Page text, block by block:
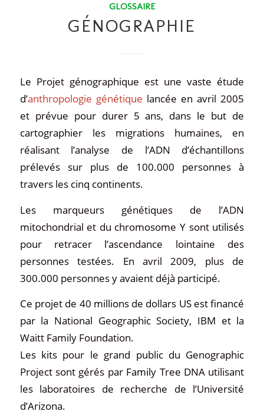
GLOSSAIRE
GÉNOGRAPHIE
Le Projet génographique est une vaste étude
d’anthropologie génétique lancée en avril 2005
et prévue pour durer 5 ans, dans le but de
cartographier les migrations humaines, en
réalisant l’analyse de l’ADN d’échantillons
prélevés sur plus de 100.000 personnes à
travers les cinq continents.
Les marqueurs génétiques de l’ADN
mitochondrial et du chromosome Y sont utilisés
pour retracer l’ascendance lointaine des
personnes testées. En avril 2009, plus de
300.000 personnes y avaient déjà participé.
Ce projet de 40 millions de dollars US est financé
par la National Geographic Society, IBM et la
Waitt Family Foundation.
Les kits pour le grand public du Genographic
Project sont gérés par Family Tree DNA utilisant
les laboratoires de recherche de l’Université
d’Arizona.